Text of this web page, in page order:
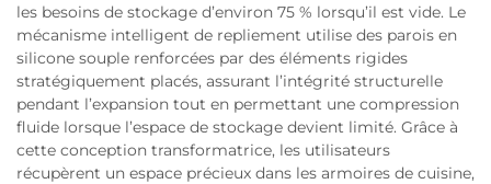
les besoins de stockage d’environ 75 % lorsqu’il est vide. Le
mécanisme intelligent de repliement utilise des parois en
silicone souple renforcées par des éléments rigides
stratégiquement placés, assurant l’intégrité structurelle
pendant l’expansion tout en permettant une compression
fluide lorsque l’espace de stockage devient limité. Grâce à
cette conception transformatrice, les utilisateurs
récupèrent un espace précieux dans les armoires de cuisine,